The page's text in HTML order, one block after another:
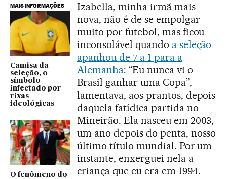
MAIS INFORMAÇÕES
Camisa da
seleção, o
símbolo
infectado por
rixas
ideológicas
O fenômeno do
Izabella, minha irmã mais
nova, não é de se empolgar
muito por futebol, mas ficou
inconsolável quando a seleção
apanhou de 7 a 1 para a
Alemanha: “Eu nunca vi o
Brasil ganhar uma Copa”,
lamentava, aos prantos, depois
daquela fatídica partida no
Mineirão. Ela nasceu em 2003,
um ano depois do penta, nosso
último título mundial. Por um
instante, enxerguei nela a
criança que eu era em 1994.